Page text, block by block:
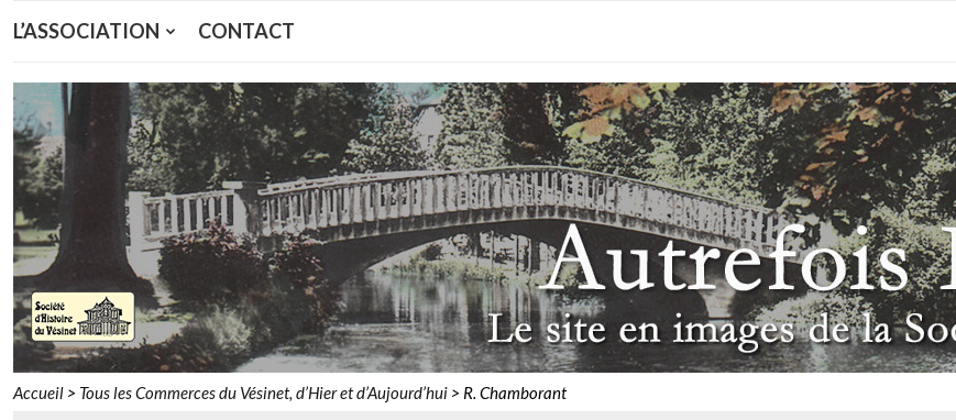
L’ASSOCIATION CONTACT
Accueil > Tous les Commerces du Vésinet, d’Hier et d’Aujourd’hui > R. Chamborant